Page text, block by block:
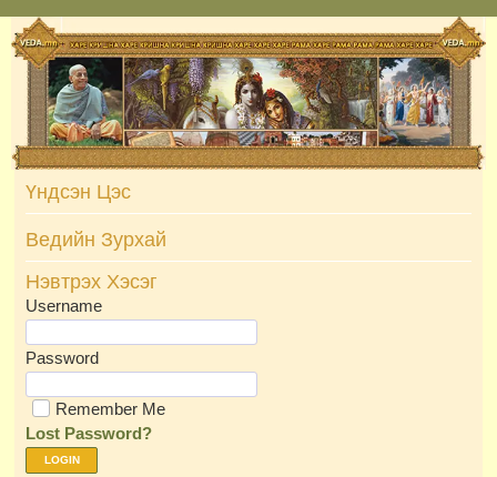
Skip
to
content
Үндсэн Цэс
Ведийн Зурхай
Нэвтрэх Хэсэг
Username
Password
Remember Me
Lost Password?
LOGIN